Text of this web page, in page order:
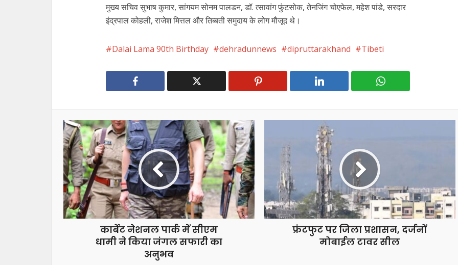
मुख्य सचिव सुभाष कुमार, सांगयम सोनम पालडन, डॉ. त्सावांग फुंटसोक, तेनजिंग चोएफेल, महेश पांडे, सरदार
इंद्रपाल कोहली, राजेश मित्तल और तिब्बती समुदाय के लोग मौजूद थे।
Dalai Lama 90th Birthday dehradunnews dipruttarakhand Tibeti
कार्बेट नेशनल पार्क में सीएम
धामी ने किया जंगल सफारी का
अनुभव
फ्रंटफुट पर जिला प्रशासन, दर्जनों
मोबाईल टावर सील